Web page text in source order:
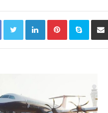
FacebookTwitterLinkedInPinterestSkype